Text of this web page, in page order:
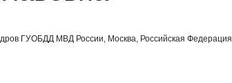
ГУОБДД МВД России, Москва, Российская Федерация